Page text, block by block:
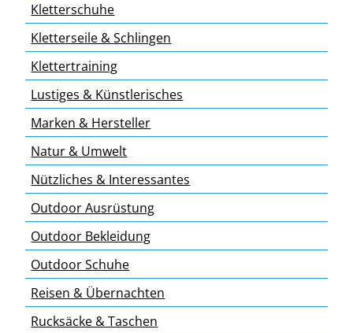
Kletterschuhe
Kletterseile & Schlingen
Klettertraining
Lustiges & Künstlerisches
Marken & Hersteller
Natur & Umwelt
Nützliches & Interessantes
Outdoor Ausrüstung
Outdoor Bekleidung
Outdoor Schuhe
Reisen & Übernachten
Rucksäcke & Taschen